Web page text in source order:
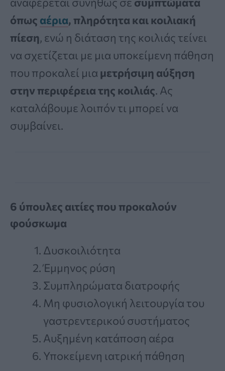
όπως αέρια, πληρότητα και κοιλιακή
πίεση, ενώ η διάταση της κοιλιάς τείνει
να σχετίζεται με μια υποκείμενη πάθηση
που προκαλεί μια μετρήσιμη αύξηση
στην περιφέρεια της κοιλιάς. Ας
καταλάβουμε λοιπόν τι μπορεί να
συμβαίνει.
6 ύπουλες αιτίες που προκαλούν
φούσκωμα
Δυσκοιλιότητα
Έμμηνος ρύση
Συμπληρώματα διατροφής
Μη φυσιολογική λειτουργία του
γαστρεντερικού συστήματος
Αυξημένη κατάποση αέρα
Υποκείμενη ιατρική πάθηση